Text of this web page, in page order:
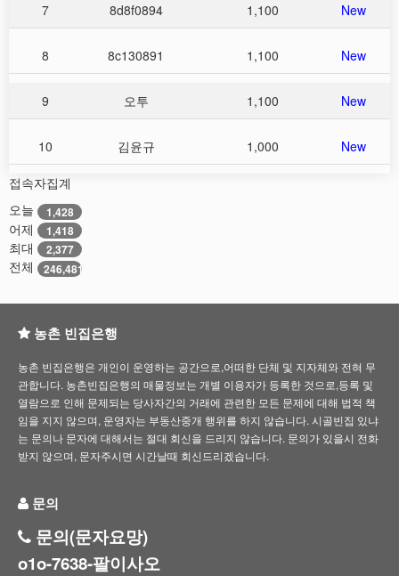
7 8d8f0894 1,100 New
8 8c130891 1,100 New
9 오투 1,100 New
10 김윤규 1,000 New
접속자집계
오늘
1,428
어제 1,418
최대 2,377
전체 246,481
농촌 빈집은행
농촌 빈집은행은 개인이 운영하는 공간으로,어떠한 단체 및 지자체와 전혀 무
관합니다. 농촌빈집은행의 매물정보는 개별 이용자가 등록한 것으로,등록 및
열람으로 인해 문제되는 당사자간의 거래에 관련한 모든 문제에 대해 법적 책
임을 지지 않으며, 운영자는 부동산중개 행위를 하지 않습니다. 시골빈집 있냐
는 문의나 문자에 대해서는 절대 회신을 드리지 않습니다. 문의가 있을시 전화
받지 않으며, 문자주시면 시간날때 회신드리겠습니다.
문의
문의(문자요망)
o1o-7638-팔이사오